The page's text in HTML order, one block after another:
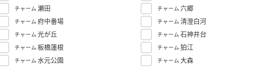
チャーム 瀬田 チャーム 六郷
チャーム 府中番場 チャーム 清澄白河
チャーム 光が丘 チャーム 石神井台
チャーム 板橋蓮根 チャーム 狛江
チャーム 水元公園 チャーム 大森